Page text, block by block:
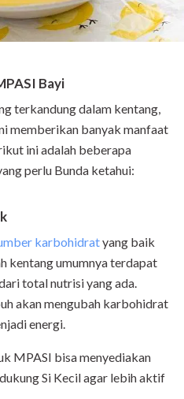
Bayi
terkandung dalam kentang,
memberikan banyak manfaat
ini adalah beberapa
perlu Bunda ketahui:
karbohidratyang baik
kentang umumnya terdapat
total nutrisi yang ada.
akan mengubah karbohidrat
energi.
MPASI bisa menyediakan
Si Kecil agar lebih aktif